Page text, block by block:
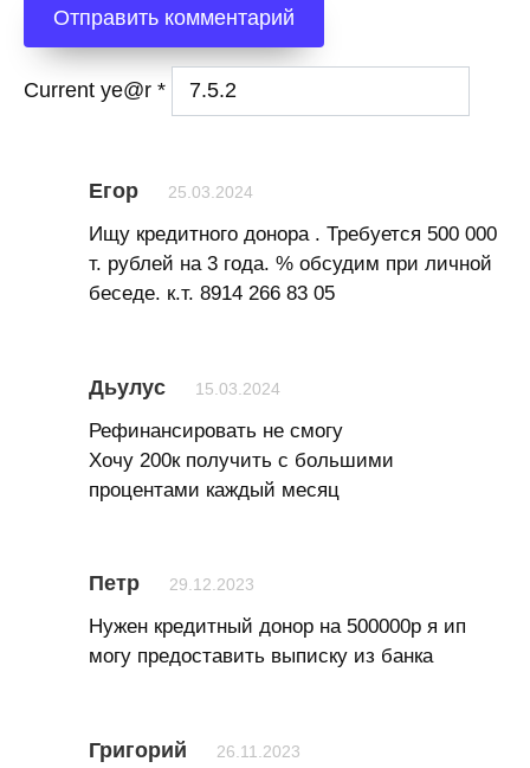
Current ye@r *
Егор 25.03.2024
Ищу кредитного донора . Требуется 500 000
т. рублей на 3 года. % обсудим при личной
беседе. к.т. 8914 266 83 05
Дьулус 15.03.2024
Рефинансировать не смогу
Хочу 200к получить с большими
процентами каждый месяц
Петр 29.12.2023
Нужен кредитный донор на 500000р я ип
могу предоставить выписку из банка
Григорий 26.11.2023